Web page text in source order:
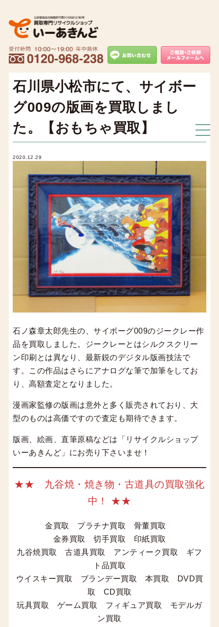
石川県小松市にて、サイボー
グ009の版画を買取しまし
た。【おもちゃ買取】
2020.12.29
石ノ森章太郎先生の、サイボーグ009のジークレー作
品を買取しました。ジークレーとはシルクスクリー
ン印刷とは異なり、最新鋭のデジタル版画技法で
す。この作品はさらにアナログな筆で加筆をしてお
り、高額査定となりました。
漫画家監修の版画は意外と多く販売されており、大
型のものは高価ですので査定も期待できます。
版画、絵画、直筆原稿などは「リサイクルショップ
いーあきんど」にお売り下さいませ！
★★ 九谷焼・焼き物・古道具の買取強化
中！ ★★
金買取 プラチナ買取 骨董買取
金券買取 切手買取 印紙買取
九谷焼買取 古道具買取 アンティーク買取 ギフ
ト品買取
ウイスキー買取 ブランデー買取 本買取 DVD買
取 CD買取
玩具買取 ゲーム買取 フィギュア買取 モデルガ
ン買取